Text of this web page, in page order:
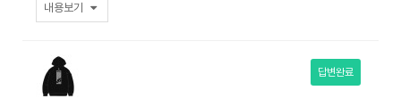
내용보기
답변완료